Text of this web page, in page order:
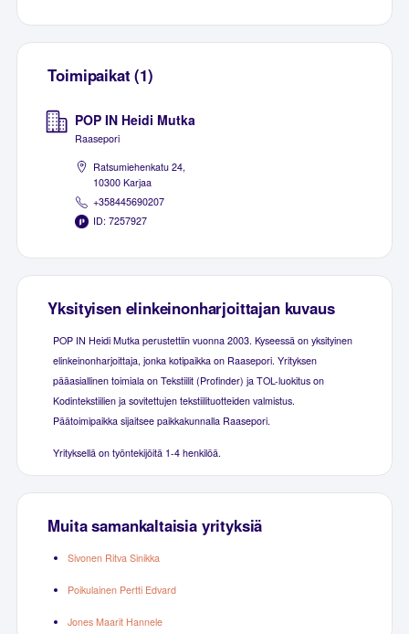
Toimipaikat (1)
POP IN Heidi Mutka
Raasepori
Ratsumiehenkatu 24,
10300 Karjaa
+358445690207
ID: 7257927
Yksityisen elinkeinonharjoittajan kuvaus
POP IN Heidi Mutka perustettiin vuonna 2003. Kyseessä on yksityinen
elinkeinonharjoittaja, jonka kotipaikka on Raasepori. Yrityksen
pääasiallinen toimiala on Tekstiilit (Profinder) ja TOL-luokitus on
Kodintekstiilien ja sovitettujen tekstiilituotteiden valmistus.
Päätoimipaikka sijaitsee paikkakunnalla Raasepori.
Yrityksellä on työntekijöitä 1-4 henkilöä.
Muita samankaltaisia yrityksiä
Sivonen Ritva Sinikka
Poikulainen Pertti Edvard
Jones Maarit Hannele